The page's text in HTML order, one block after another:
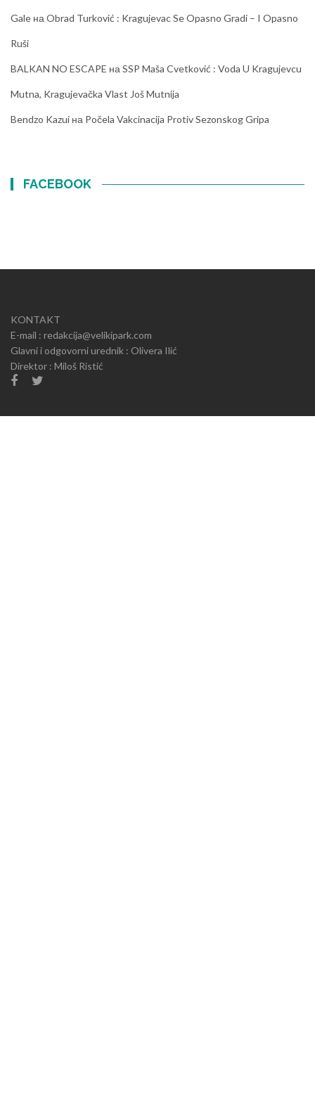
Gale на Obrad Turković : Kragujevac Se Opasno Gradi – I Opasno
Ruši
BALKAN NO ESCAPE на SSP Maša Cvetković : Voda U Kragujevcu
Mutna, Kragujevačka Vlast Još Mutnija
Bendzo Kazui на Počela Vakcinacija Protiv Sezonskog Gripa
FACEBOOK
KONTAKT
E-mail : redakcija@velikipark.com
Glavni i odgovorni urednik : Olivera Ilić
Direktor : Miloš Ristić